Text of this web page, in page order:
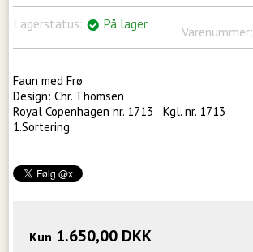
Lagerstatus: På lager Varenummer:
Faun med Frø
Design: Chr. Thomsen
Royal Copenhagen nr. 1713 Kgl. nr. 1713
1.Sortering
Kun 1.650,00 DKK